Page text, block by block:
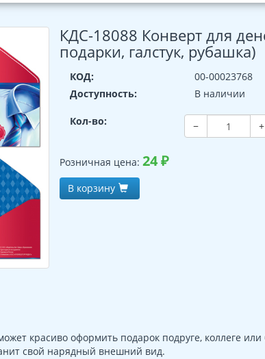
КДС-18088 Конверт для
подарки, галстук, рубашка)
КОД:
00-00023768
Доступность:
В наличии
Кол-во: − +
Розничная цена:24₽
В корзину
красиво оформить подарок подруге, коллеге
свой нарядный внешний вид.